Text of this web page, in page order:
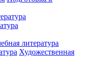
литература
Художественная